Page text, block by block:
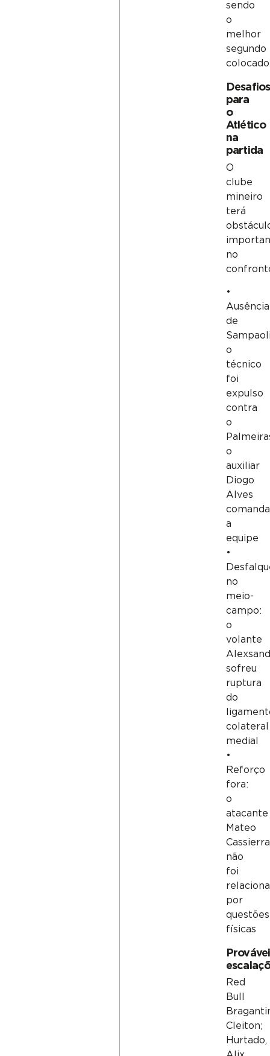
sendo
o
melhor
segundo
Desafios
para
o
Atlético
na
partida
O
clube
mineiro
terá
no
•
Ausência
de
o
técnico
foi
expulso
contra
o
o
auxiliar
Diogo
Alves
a
equipe
•
no
meio-
campo:
o
volante
sofreu
ruptura
do
colateral
medial
•
Reforço
fora:
o
atacante
Mateo
Cassierra
não
foi
por
questões
físicas
Red
Bull
Cleiton;
Hurtado,